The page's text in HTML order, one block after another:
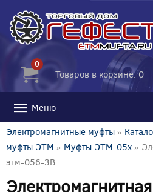
0
Товаров в корзине: 0
Меню
Электромагнитные муфты »
муфты ЭТМ » Муфты ЭТМ-05x »
этм-056-3В